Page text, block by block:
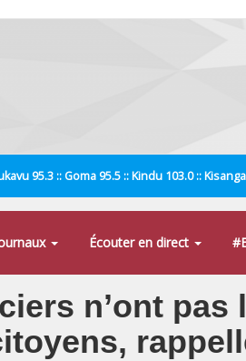
95.3 :: Goma 95.5 :: Kindu 103.0 ::
Écouter en direct
n’ont pas